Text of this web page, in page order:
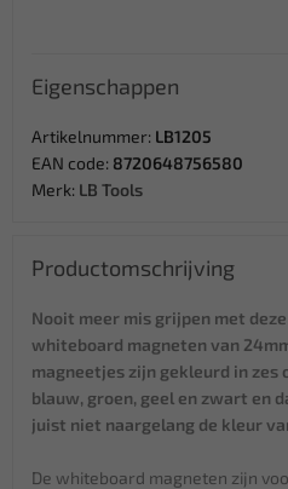
Eigenschappen
Artikelnummer: LB1205
EAN code: 8720648756580
Merk: LB Tools
Productomschrijving
Nooit meer mis grijpen met
whiteboard magneten van
magneetjes zijn gekleurd in
blauw, groen, geel en zwart en
juist niet naargelang de kleur
De whiteboard magneten zijn